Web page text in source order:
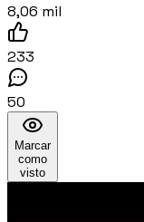
8,06 mil
233
50
Marcar
como
visto